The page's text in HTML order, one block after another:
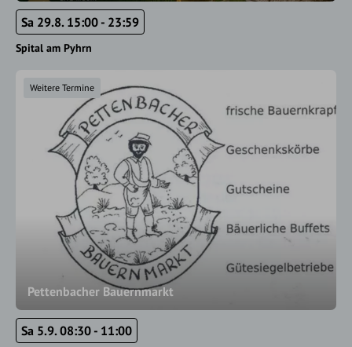
Sa 29.8. 15:00 - 23:59
Spital am Pyhrn
Pettenbacher Bauernmarkt
Weitere Termine
Sa 5.9. 08:30 - 11:00